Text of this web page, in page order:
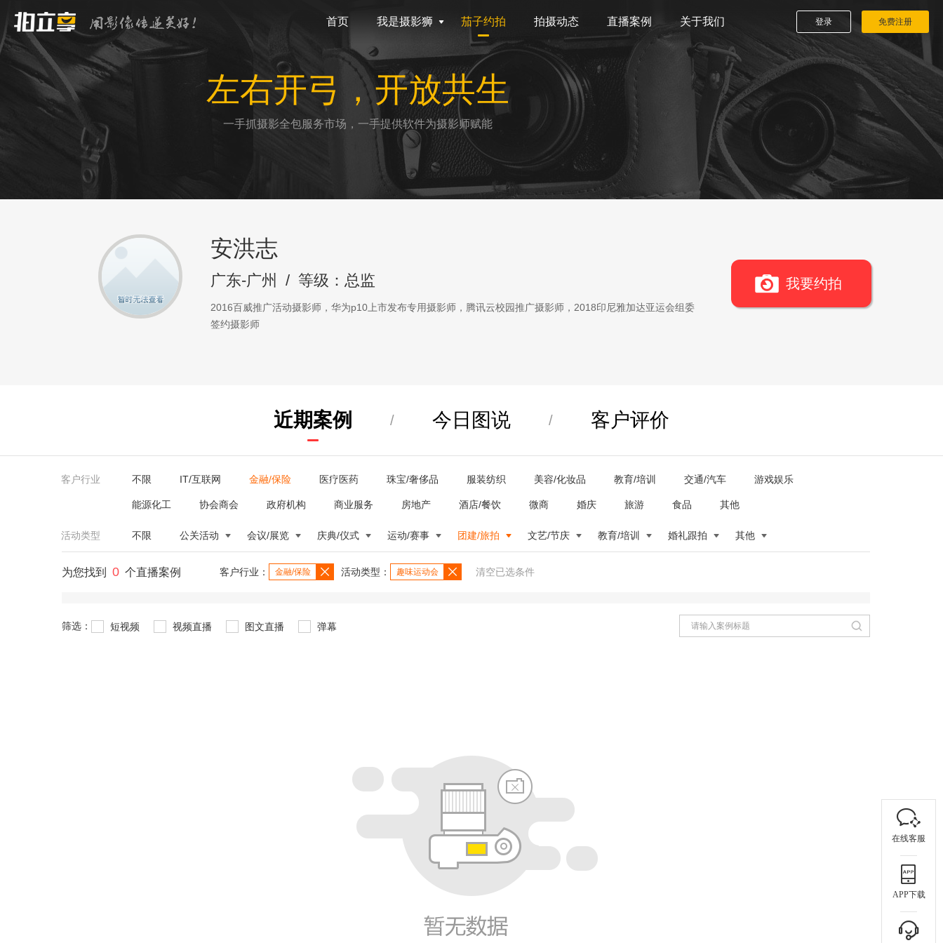
首页 我是摄影狮 茄子约拍 拍摄动态 直播案例 关于我们 登录 免费注册
左右开弓，开放共生
一手抓摄影全包服务市场，一手提供软件为摄影师赋能
安洪志
广东-广州 / 等级：总监
2016百威推广活动摄影师，华为p10上市发布专用摄影师，腾讯云校园推广摄影师，2018印尼雅加达亚运会组委
签约摄影师
我要约拍
近期案例 / 今日图说 / 客户评价
客户行业 不限 IT/互联网 金融/保险 医疗医药 珠宝/奢侈品 服装纺织 美容/化妆品 教育/培训 交通/汽车 游戏娱乐
能源化工 协会商会 政府机构 商业服务 房地产 酒店/餐饮 微商 婚庆 旅游 食品 其他
活动类型 不限 公关活动 会议/展览 庆典/仪式 运动/赛事 团建/旅拍 文艺/节庆 教育/培训 婚礼跟拍 其他
为您找到 0 个直播案例 客户行业： 金融/保险 活动类型： 趣味运动会 清空已选条件
筛选： 短视频 视频直播 图文直播 弹幕
在线客服
APP下载